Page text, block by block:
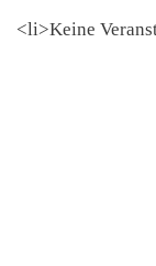
<li>Keine